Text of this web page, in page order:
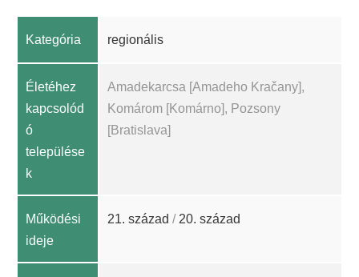
Kategória regionális
Életéhez
kapcsolód
ó
települése
k
Amadekarcsa [Amadeho Kračany],
Komárom [Komárno], Pozsony
[Bratislava]
Működési
ideje
21. század / 20. század